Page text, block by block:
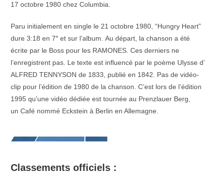
17 octobre 1980 chez Columbia.
Paru initialement en single le 21 octobre 1980, “Hungry Heart”
dure 3:18 en 7″ et sur l’album. Au départ, la chanson a été
écrite par le Boss pour les RAMONES. Ces derniers ne
l’enregistrent pas. Le texte est influencé par le poème Ulysse d’
ALFRED TENNYSON de 1833, publié en 1842. Pas de vidéo-
clip pour l’édition de 1980 de la chanson. C’est lors de l’édition
1995 qu’une vidéo dédiée est tournée au Prenzlauer Berg,
un Café nommé Eckstein à Berlin en Allemagne.
Classements officiels :